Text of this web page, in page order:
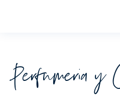
Perfumeria y